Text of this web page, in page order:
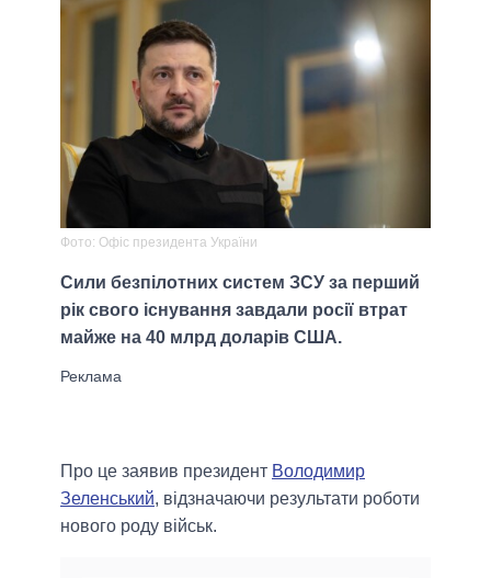
Фото: Офіс президента України
Сили безпілотних систем ЗСУ за перший
рік свого існування завдали росії втрат
майже на 40 млрд доларів США.
Про це заявив президент Володимир
Зеленський, відзначаючи результати роботи
нового роду військ.